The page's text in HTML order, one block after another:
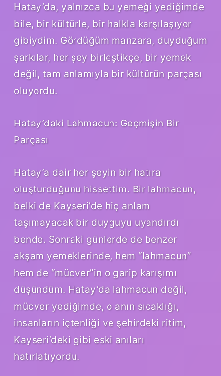
Hatay’da, yalnızca bu yemeği yediğimde
bile, bir kültürle, bir halkla karşılaşıyor
gibiydim. Gördüğüm manzara, duyduğum
şarkılar, her şey birleştikçe, bir yemek
değil, tam anlamıyla bir kültürün parçası
oluyordu.
Hatay’daki Lahmacun: Geçmişin Bir
Parçası
Hatay’a dair her şeyin bir hatıra
oluşturduğunu hissettim. Bir lahmacun,
belki de Kayseri’de hiç anlam
taşımayacak bir duyguyu uyandırdı
bende. Sonraki günlerde de benzer
akşam yemeklerinde, hem “lahmacun”
hem de “mücver”in o garip karışımı
düşündüm. Hatay’da lahmacun değil,
mücver yediğimde, o anın sıcaklığı,
insanların içtenliği ve şehirdeki ritim,
Kayseri’deki gibi eski anıları
hatırlatıyordu.